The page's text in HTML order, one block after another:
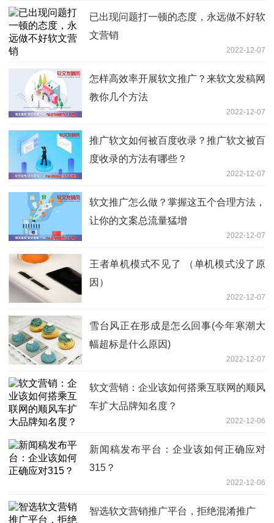
已出现问题打一顿的态度，永远做不好软
文营销
2022-12-07
怎样高效率开展软文推广？来软文发稿网
教你几个方法
2022-12-07
推广软文如何被百度收录？推广软文被百
度收录的方法有哪些？
2022-12-07
软文推广怎么做？掌握这五个合理方法，
让你的文案总流量猛增
2022-12-07
王者单机模式不见了 （单机模式没了原
因）
2022-12-07
雪台风正在形成是怎么回事(今年寒潮大
幅超标是什么原因)
2022-12-07
软文营销：企业该如何搭乘互联网的顺风
车扩大品牌知名度？
2022-12-06
新闻稿发布平台：企业该如何正确应对
315？
2022-12-06
智选软文营销推广平台，拒绝混淆推广